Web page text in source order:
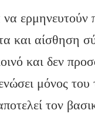
να
και αίσθηση
και δεν
μόνος του
τον